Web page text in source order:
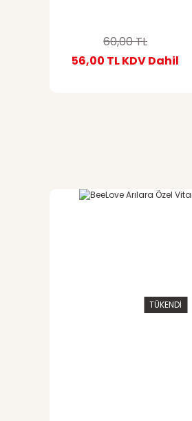
60,00 TL
56,00 TLKDV Dahil
TÜKENDİ